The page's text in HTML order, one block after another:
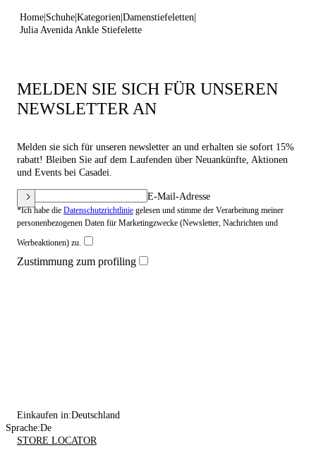
Home Schuhe Kategorien Damenstiefeletten
Julia Avenida Ankle Stiefelette
MELDEN SIE SICH FÜR UNSEREN
NEWSLETTER AN
Melden sie sich für unseren newsletter an und erhalten sie sofort 15%
rabatt! Bleiben Sie auf dem Laufenden über Neuankünfte, Aktionen
und Events bei Casadei.
E-Mail-Adresse
*Ich habe die Datenschutzrichtlinie gelesen und stimme der Verarbeitung meiner
personenbezogenen Daten für Marketingzwecke (Newsletter, Nachrichten und
Werbeaktionen) zu.
Zustimmung zum profiling
Einkaufen in:Deutschland
Sprache:De
STORE LOCATOR